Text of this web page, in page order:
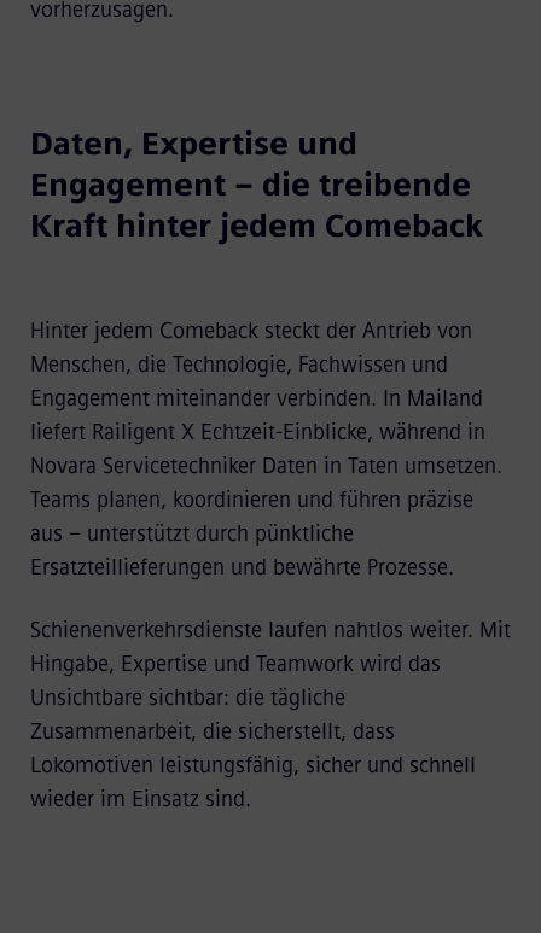
vorherzusagen.
Daten, Expertise und
Engagement – die treibende
Kraft hinter jedem Comeback
Hinter jedem Comeback steckt der Antrieb von
Menschen, die Technologie, Fachwissen und
Engagement miteinander verbinden. In Mailand
liefert Railigent X Echtzeit-Einblicke, während in
Novara Servicetechniker Daten in Taten umsetzen.
Teams planen, koordinieren und führen präzise
aus – unterstützt durch pünktliche
Ersatzteillieferungen und bewährte Prozesse.
Schienenverkehrsdienste laufen nahtlos weiter. Mit
Hingabe, Expertise und Teamwork wird das
Unsichtbare sichtbar: die tägliche
Zusammenarbeit, die sicherstellt, dass
Lokomotiven leistungsfähig, sicher und schnell
wieder im Einsatz sind.